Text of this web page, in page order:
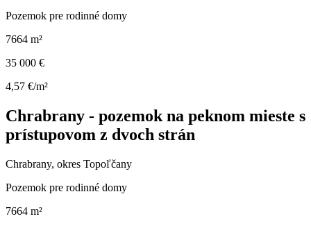
Pozemok pre rodinné domy
7664 m²
35 000 €
4,57 €/m²
Chrabrany - pozemok na peknom mieste s
prístupovom z dvoch strán
Chrabrany, okres Topoľčany
Pozemok pre rodinné domy
7664 m²